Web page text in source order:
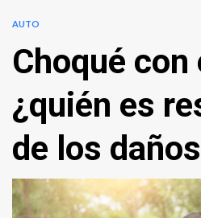
AUTO
Choqué con
¿quién es
de los